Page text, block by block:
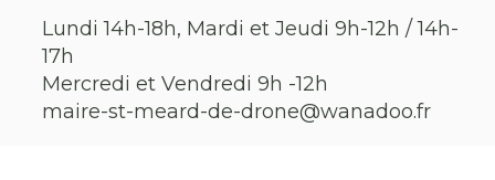
Lundi 14h-18h, Mardi et Jeudi 9h-12h / 14h-
17h
Mercredi et Vendredi 9h -12h
maire-st-meard-de-drone@wanadoo.fr